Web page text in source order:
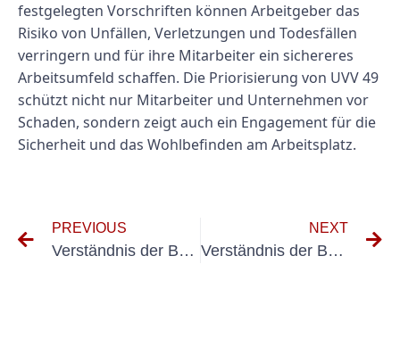
festgelegten Vorschriften können Arbeitgeber das
Risiko von Unfällen, Verletzungen und Todesfällen
verringern und für ihre Mitarbeiter ein sichereres
Arbeitsumfeld schaffen. Die Priorisierung von UVV 49
schützt nicht nur Mitarbeiter und Unternehmen vor
Schaden, sondern zeigt auch ein Engagement für die
Sicherheit und das Wohlbefinden am Arbeitsplatz.
PREVIOUS
Verständnis der Bedeutung von Untallverhütungsvorschriften BGV A3 am Arbeitsplatz
NEXT
Verständnis der Bedeutung von UVV 57 für die Sicherheit am Arbeitsplatz